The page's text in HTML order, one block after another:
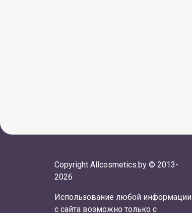
Copyright Allcosmetics.by © 2013-
2026
Использование любой информации
с сайта возможно только с